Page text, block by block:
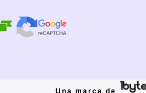
Una marca de